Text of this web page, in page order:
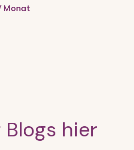
Monat
Blogs hier